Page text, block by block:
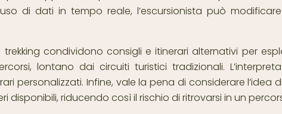
di dati in tempo reale, l’escursionista può
condividono consigli e itinerari alternativi per
lontano dai circuiti turistici tradizionali.
personalizzati. Infine, vale la pena di considerare l’idea
riducendo così il rischio di ritrovarsi in un